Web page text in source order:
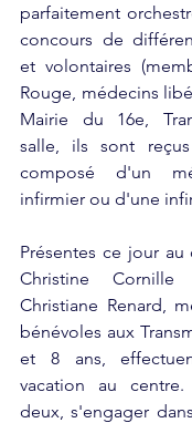
parfaitement
concours de
et volontaires
Rouge, médecins
Mairie du 16e,
salle, ils sont
composé d'un
infirmier ou d'une
Présentes ce jour
Christine
Christiane Renard,
bénévoles aux
et 8 ans,
vacation au
deux, s'engager